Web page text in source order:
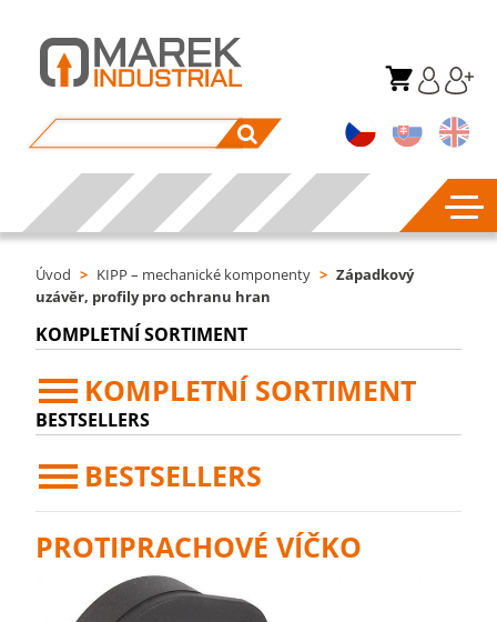
Úvod > KIPP – mechanické komponenty > Západkový
uzávěr, profily pro ochranu hran
KOMPLETNÍ SORTIMENT
KOMPLETNÍ SORTIMENT
BESTSELLERS
BESTSELLERS
PROTIPRACHOVÉ VÍČKO